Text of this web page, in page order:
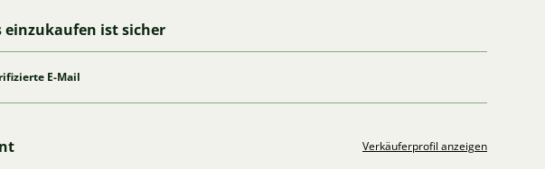
einzukaufen ist sicher
E-Mail
Verkäuferprofil anzeigen